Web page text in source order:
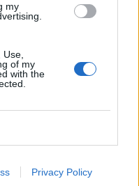
my
of my
with the
Privacy Policy
shpreson te
i ri amerikan,
SPAK-ut dhe
triumfon 3-0 ndaj
Alonso vlerëson